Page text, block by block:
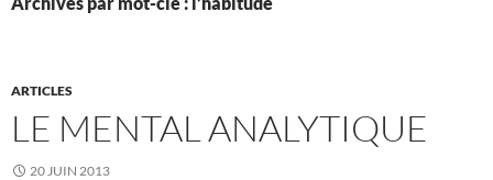
ARTICLES
LE MENTAL ANALYTIQUE
20 JUIN 2013